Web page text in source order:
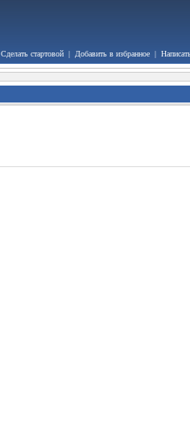
Сделать стартовой | Добавить в избранное |